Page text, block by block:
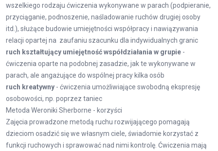
wszelkiego rodzaju ćwiczenia wykonywane w parach (podpieranie,
przyciąganie, podnoszenie, naśladowanie ruchów drugiej osoby
itd.), służące budowie umiejętności współpracy i nawiązywania
relacji opartej na zaufaniu szacunku dla indywidualnych granic
ruch kształtujący umiejętność współdziałania w grupie -
ćwiczenia oparte na podobnej zasadzie, jak te wykonywane w
parach, ale angażujące do wspólnej pracy kilka osób
ruch kreatywny - ćwiczenia umożliwiające swobodną ekspresję
osobowości, np. poprzez taniec
Metoda Weroniki Sherborne - korzyści
Zajęcia prowadzone metodą ruchu rozwijającego pomagają
dzieciom osadzić się we własnym ciele, świadomie korzystać z
funkcji ruchowych i sprawować nad nimi kontrolę. Ćwiczenia mają